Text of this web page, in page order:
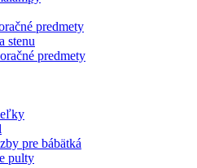
predmety
stenu
predmety
pre bábätká
pulty